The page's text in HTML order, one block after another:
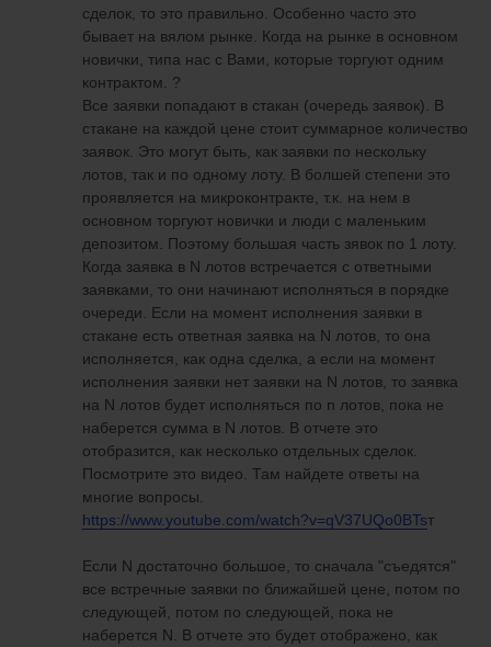
сделок, то это правильно. Особенно часто это
бывает на вялом рынке. Когда на рынке в основном
новички, типа нас с Вами, которые торгуют одним
контрактом. ?
Все заявки попадают в стакан (очередь заявок). В
стакане на каждой цене стоит суммарное количество
заявок. Это могут быть, как заявки по нескольку
лотов, так и по одному лоту. В болшей степени это
проявляется на микроконтракте, т.к. на нем в
основном торгуют новички и люди с маленьким
депозитом. Поэтому большая часть зявок по 1 лоту.
Когда заявка в N лотов встречается с ответными
заявками, то они начинают исполняться в порядке
очереди. Если на момент исполнения заявки в
стакане есть ответная заявка на N лотов, то она
исполняется, как одна сделка, а если на момент
исполнения заявки нет заявки на N лотов, то заявка
на N лотов будет исполняться по n лотов, пока не
наберется сумма в N лотов. В отчете это
отобразится, как несколько отдельных сделок.
Посмотрите это видео. Там найдете ответы на
многие вопросы.
https://www.youtube.com/watch?v=qV37UQo0BTsт
Если N достаточно большое, то сначала "съедятся"
все встречные заявки по ближайшей цене, потом по
следующей, потом по следующей, пока не
наберется N. В отчете это будет отображено, как